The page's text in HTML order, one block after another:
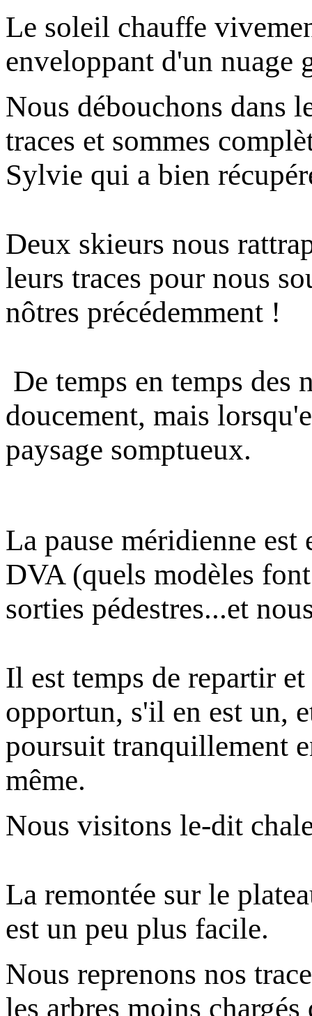
Le soleil chauffe
enveloppant d'un nuage
Nous débouchons dans
traces et sommes
Sylvie qui a bien
Deux skieurs nous
leurs traces pour nous
nôtres précédemment !
De temps en temps des
doucement, mais
paysage somptueux.
La pause méridienne
DVA (quels modèles
sorties pédestres...et
Il est temps de repartir
opportun, s'il en est un,
poursuit tranquillement
même.
Nous visitons le-dit
La remontée sur le
est un peu plus facile.
Nous reprenons nos
les arbres moins